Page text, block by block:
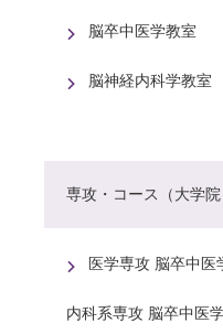
脳卒中医学教室
脳神経内科学教室
専攻・コース（大学院
医学専攻 脳卒中医
内科系専攻 脳卒中医